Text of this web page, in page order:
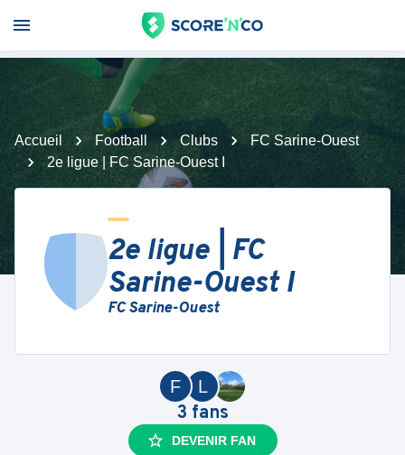
Accueil Football Clubs
FC Sarine-Ouest
2e ligue | FC Sarine-Ouest I
2e ligue | FC
Sarine-Ouest I
FC Sarine-Ouest
L
F
3 fans
DEVENIR FAN